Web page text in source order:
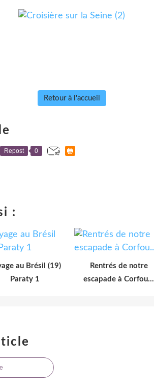
Retour à l'accueil
Repost 0
:
au Brésil (19)
Paraty 1
Rentrés de notre
escapade à Corfou...